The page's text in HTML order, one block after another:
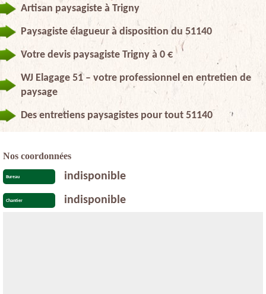
Artisan paysagiste à Trigny
Paysagiste élagueur à disposition du 51140
Votre devis paysagiste Trigny à 0 €
WJ Elagage 51 – votre professionnel en entretien de
paysage
Des entretiens paysagistes pour tout 51140
Nos coordonnées
Bureau indisponible
Chantier indisponible